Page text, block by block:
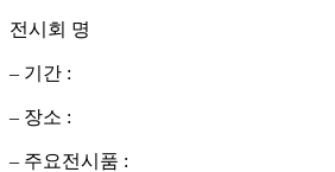
전시회 명
– 기간 :
– 장소 :
– 주요전시품 :